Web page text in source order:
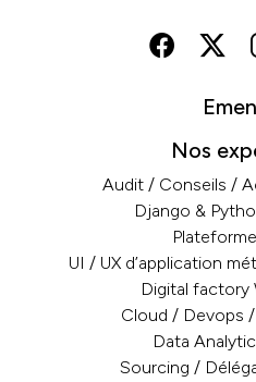
Nos
Audit / Conseils /
Django &
UI / UX d’application
Digital factory
Cloud / Devops
Data
Sourcing /